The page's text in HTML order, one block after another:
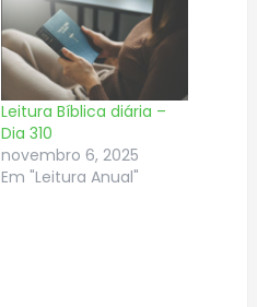
Leitura Bíblica diária –
Dia 310
novembro 6, 2025
Em "Leitura Anual"